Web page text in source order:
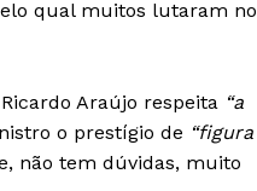
qual muitos lutaram no
Araújo respeita “a
o prestígio de “figura
não tem dúvidas, muito